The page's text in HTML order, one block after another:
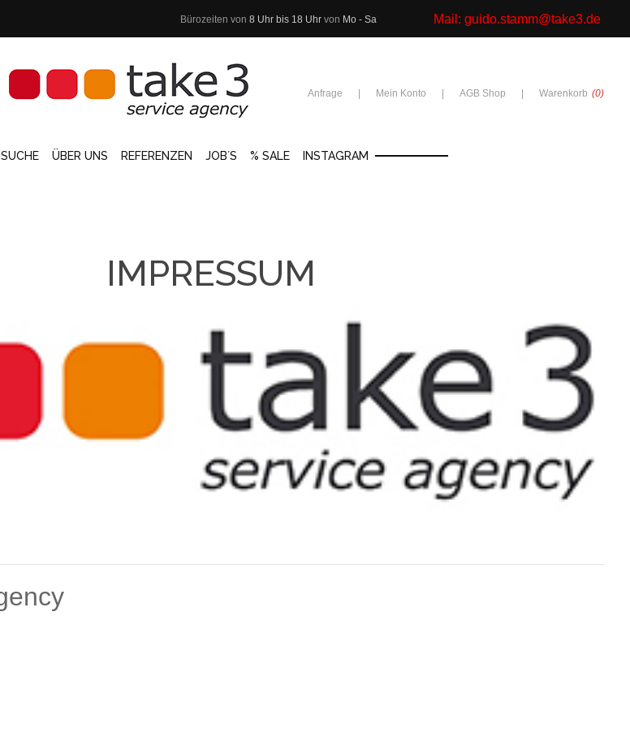
Mail: guido.stamm@take3.de
Bürozeiten von 8 Uhr bis 18 Uhr von Mo - Sa
Anfrage Mein Konto AGB Shop Warenkorb (0)
ÜBER UNS REFERENZEN JOB´S % SALE INSTAGRAM
IMPRESSUM